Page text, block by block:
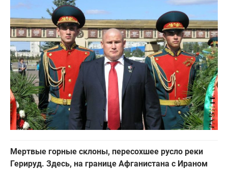
Мертвые горные склоны, пересохшее русло реки
Герируд. Здесь, на границе Афганистана с Ираном